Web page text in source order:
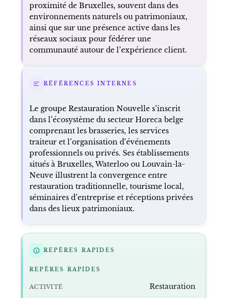
proximité de Bruxelles, souvent dans des
environnements naturels ou patrimoniaux,
ainsi que sur une présence active dans les
réseaux sociaux pour fédérer une
communauté autour de l’expérience client.
RÉFÉRENCES INTERNES
Le groupe Restauration Nouvelle s’inscrit
dans l’écosystème du secteur Horeca belge
comprenant les brasseries, les services
traiteur et l’organisation d’événements
professionnels ou privés. Ses établissements
situés à Bruxelles, Waterloo ou Louvain-la-
Neuve illustrent la convergence entre
restauration traditionnelle, tourisme local,
séminaires d’entreprise et réceptions privées
dans des lieux patrimoniaux.
REPÈRES RAPIDES
REPÈRES RAPIDES
ACTIVITÉ Restauration